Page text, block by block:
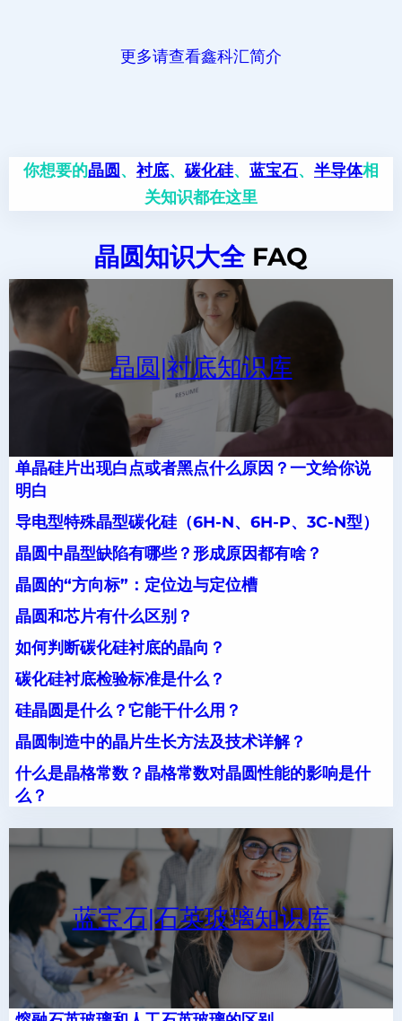
更多请查看鑫科汇简介
你想要的晶圆 、衬底、 碳化硅、 蓝宝石、 半导体相
关知识都在这里
晶圆知识大全FAQ
晶圆|衬底知识库
单晶硅片出现白点或者黑点什么原因？一文给你说
明白
导电型特殊晶型碳化硅（6H-N、6H-P、3C-N型）
晶圆中晶型缺陷有哪些？形成原因都有啥？
晶圆的“方向标”：定位边与定位槽
晶圆和芯片有什么区别？
如何判断碳化硅衬底的晶向？
碳化硅衬底检验标准是什么？
硅晶圆是什么？它能干什么用？
晶圆制造中的晶片生长方法及技术详解？
什么是晶格常数？晶格常数对晶圆性能的影响是什
么？
蓝宝石|石英玻璃知识库